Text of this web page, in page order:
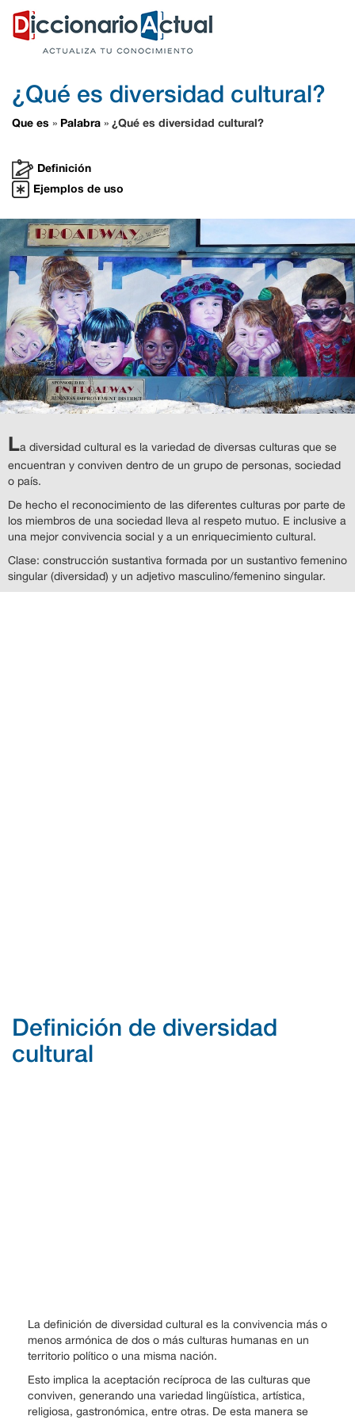
¿Qué es diversidad cultural?
Que es » Palabra » ¿Qué es diversidad cultural?
Definición
Ejemplos de uso
La diversidad cultural es la variedad de diversas culturas que se
encuentran y conviven dentro de un grupo de personas, sociedad
o país.
De hecho el reconocimiento de las diferentes culturas por parte de
los miembros de una sociedad lleva al respeto mutuo. E inclusive a
una mejor convivencia social y a un enriquecimiento cultural.
Clase: construcción sustantiva formada por un sustantivo femenino
singular (diversidad) y un adjetivo masculino/femenino singular.
Definición de diversidad
cultural
La definición de diversidad cultural es la convivencia más o
menos armónica de dos o más culturas humanas en un
territorio político o una misma nación.
Esto implica la aceptación recíproca de las culturas que
conviven, generando una variedad lingüística, artística,
religiosa, gastronómica, entre otras. De esta manera se